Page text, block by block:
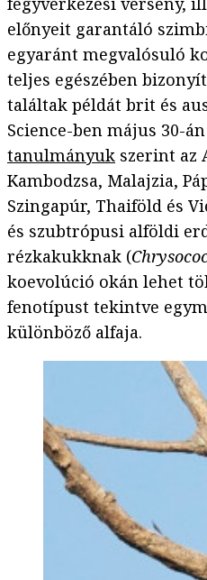
előnyeit garantáló
egyaránt megvalósuló
teljes egészében
találtak példát brit és
Science-ben május 30-
tanulmányuk szerint az
Kambodzsa, Malajzia,
Szingapúr, Thaiföld és
és szubtrópusi alföldi
rézkakukknak (
koevolúció okán lehet
fenotípust tekintve
különböző alfaja.